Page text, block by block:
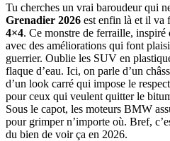
Tu cherches un vrai baroudeur qui
Grenadier 2026 est enfin là et il va
4×4. Ce monstre de ferraille, inspiré
avec des améliorations qui font
guerrier. Oublie les SUV en
flaque d’eau. Ici, on parle d’un
d’un look carré qui impose le
pour ceux qui veulent quitter le
Sous le capot, les moteurs BMW
pour grimper n’importe où. Bref,
du bien de voir ça en 2026.